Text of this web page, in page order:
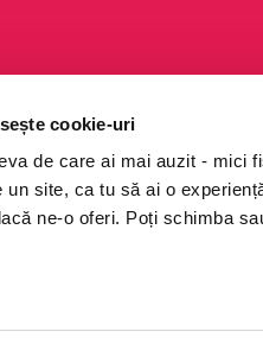
cookie-uri
de care ai mai auzit - mici
un site, ca tu să ai o
ne-o oferi. Poți schimba